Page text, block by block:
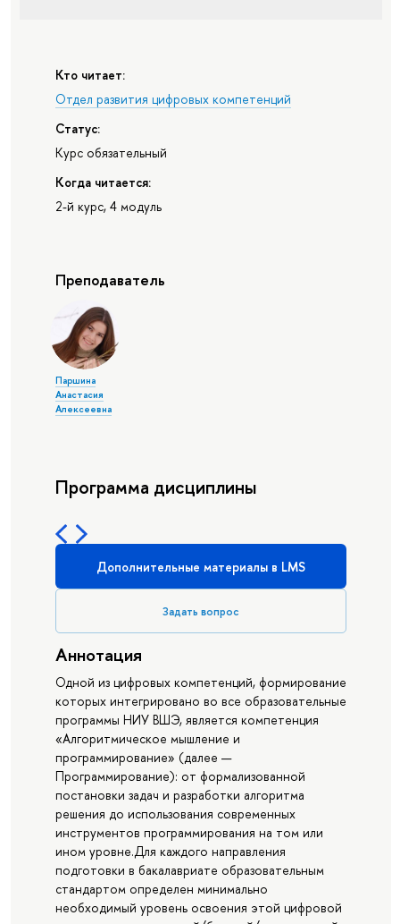
Кто читает:
Отдел развития цифровых компетенций
Статус:
Курс обязательный
Когда читается:
2-й курс, 4 модуль
Преподаватель
Паршина
Анастасия
Алексеевна
Программа дисциплины
Дополнительные материалы в LMS
Задать вопрос
Аннотация
Одной из цифровых компетенций, формирование
которых интегрировано во все образовательные
программы НИУ ВШЭ, является компетенция
«Алгоритмическое мышление и
программирование» (далее —
Программирование): от формализованной
постановки задач и разработки алгоритма
решения до использования современных
инструментов программирования на том или
ином уровне.Для каждого направления
подготовки в бакалавриате образовательным
стандартом определен минимально
необходимый уровень освоения этой цифровой